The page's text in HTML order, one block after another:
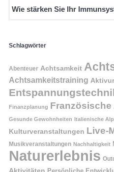
Wie stärken Sie Ihr
Schlagwörter
Abenteuer Achtsamkeit
Achtsamkeitstraining
Finanzplanung Französische
Gesunde Gewohnheiten Italienische
Kulturveranstaltungen Live-
Musikveranstaltungen Nachhaltigkeit
Naturerlebnis